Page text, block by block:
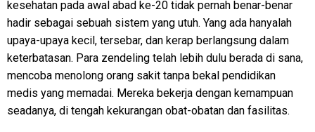
kesehatan pada awal abad ke-20 tidak pernah benar-benar
hadir sebagai sebuah sistem yang utuh. Yang ada hanyalah
upaya-upaya kecil, tersebar, dan kerap berlangsung dalam
keterbatasan. Para zendeling telah lebih dulu berada di sana,
mencoba menolong orang sakit tanpa bekal pendidikan
medis yang memadai. Mereka bekerja dengan kemampuan
seadanya, di tengah kekurangan obat-obatan dan fasilitas.